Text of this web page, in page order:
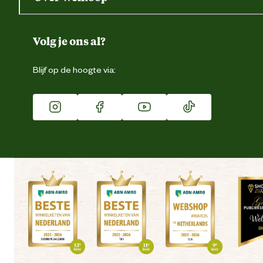
Gegevens wijzigen
Duurzaamheid
Franchise
Vacatures
Winkels
Volg je ons al?
Blijf op de hoogte via: